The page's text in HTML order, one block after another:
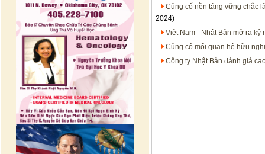
Củng cố nền tảng vững chắc
2024)
Việt Nam - Nhật Bản mở ra
Củng cố mối quan hệ hữu
Công ty Nhật Bản đánh giá